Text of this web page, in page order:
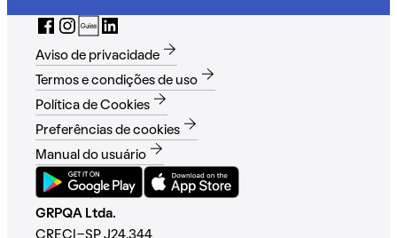
Aviso de privacidade
Termos e condições de uso
Política de Cookies
Preferências de cookies
Manual do usuário
GRPQA Ltda.